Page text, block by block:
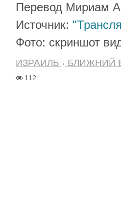
Перевод Мириам
Источник:
Фото: скриншот
ИЗРАИЛЬ БЛИЖНИЙ
112